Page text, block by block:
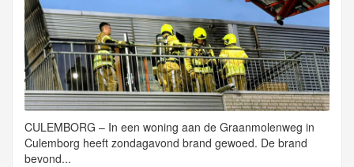
CULEMBORG – In een woning aan de Graanmolenweg in
Culemborg heeft zondagavond brand gewoed. De brand
bevond...